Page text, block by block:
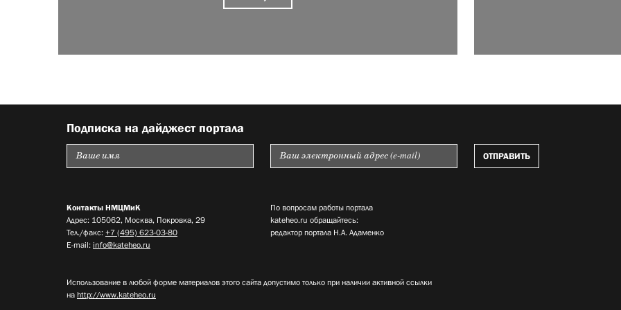
Подписка на дайджест портала
Контакты НМЦМиК
Адрес: 105062, Москва, Покровка, 29
Тел./факс: +7 (495) 623-03-80
E-mail: info@kateheo.ru
По вопросам работы портала
kateheo.ru обращайтесь:
редактор портала Н.А. Адаменко
Использование в любой форме материалов этого сайта допустимо только при наличии активной ссылки
на http://www.kateheo.ru